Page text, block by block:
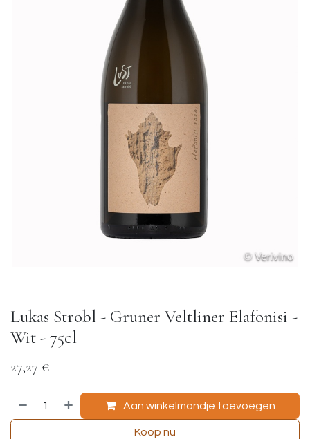
Lukas Strobl - Gruner Veltliner Elafonisi -
Wit - 75cl
27,27 €
Aan winkelmandje toevoegen
Koop nu